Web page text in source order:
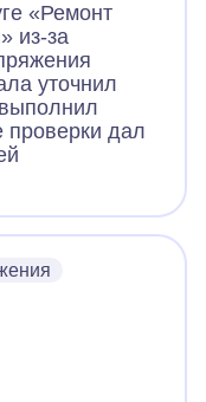
«Ремонт
из-за
уточнил
дал